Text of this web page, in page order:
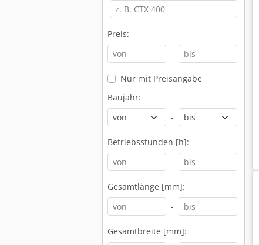
Preis:
-
Nur mit Preisangabe
Baujahr:
-
Betriebsstunden [h]:
-
Gesamtlänge [mm]:
-
Gesamtbreite [mm]: